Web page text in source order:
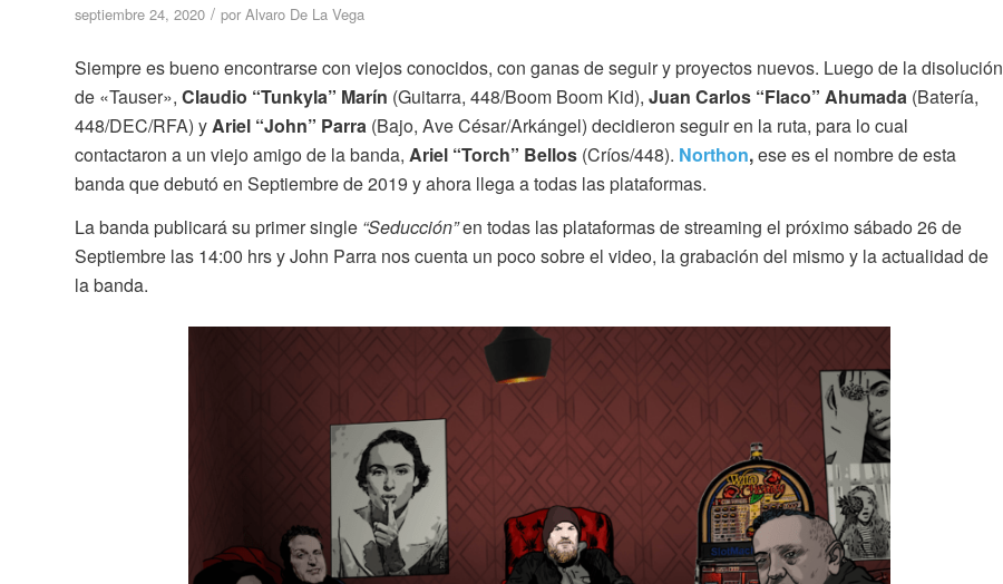
septiembre 24, 2020 / por Alvaro De La Vega
Siempre es bueno encontrarse con viejos conocidos, con ganas de seguir y proyectos nuevos. Luego de la disolución
de «Tauser», Claudio “Tunkyla” Marín (Guitarra, 448/Boom Boom Kid), Juan Carlos “Flaco” Ahumada (Batería,
448/DEC/RFA) y Ariel “John” Parra (Bajo, Ave César/Arkángel) decidieron seguir en la ruta, para lo cual
contactaron a un viejo amigo de la banda, Ariel “Torch” Bellos (Críos/448). Northon,ese es el nombre de esta
banda que debutó en Septiembre de 2019 y ahora llega a todas las plataformas.
La banda publicará su primer single “Seducción”en todas las plataformas de streaming el próximo sábado 26 de
Septiembre las 14:00 hrs y John Parra nos cuenta un poco sobre el video, la grabación del mismo y la actualidad de
la banda.